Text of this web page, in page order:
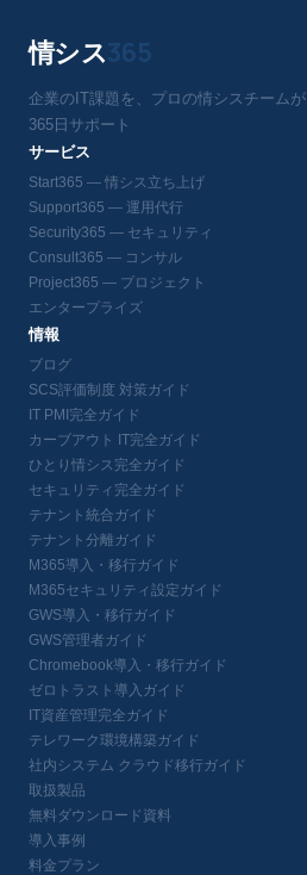
情シス365
企業のIT課題を、プロの情シスチームが
365日サポート
サービス
Start365 — 情シス立ち上げ
Support365 — 運用代行
Security365 — セキュリティ
Consult365 — コンサル
Project365 — プロジェクト
エンタープライズ
情報
ブログ
SCS評価制度 対策ガイド
IT PMI完全ガイド
カーブアウト IT完全ガイド
ひとり情シス完全ガイド
セキュリティ完全ガイド
テナント統合ガイド
テナント分離ガイド
M365導入・移行ガイド
M365セキュリティ設定ガイド
GWS導入・移行ガイド
GWS管理者ガイド
Chromebook導入・移行ガイド
ゼロトラスト導入ガイド
IT資産管理完全ガイド
テレワーク環境構築ガイド
社内システム クラウド移行ガイド
取扱製品
無料ダウンロード資料
導入事例
料金プラン